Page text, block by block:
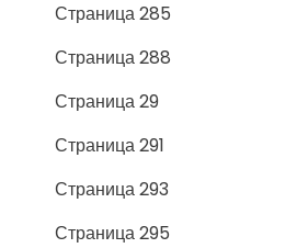
Страница 285
Страница 288
Страница 29
Страница 291
Страница 293
Страница 295